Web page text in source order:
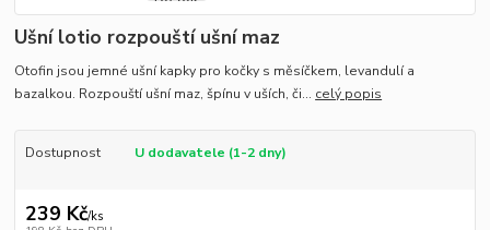
Ušní lotio rozpouští ušní maz
Otofin jsou jemné ušní kapky pro kočky s měsíčkem, levandulí a
bazalkou. Rozpouští ušní maz, špínu v uších, či... celý popis
Dostupnost U dodavatele (1-2 dny)
239 Kč/ks